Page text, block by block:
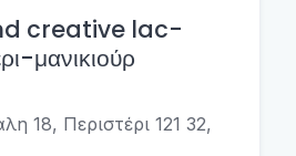
creative lac-
μανικιούρ
18, Περιστέρι 121 32,